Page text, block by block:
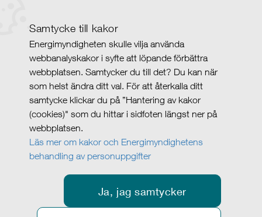
Samtycke till kakor
Energimyndigheten skulle vilja använda
webbanalyskakor i syfte att löpande förbättra
webbplatsen. Samtycker du till det? Du kan när
som helst ändra ditt val. För att återkalla ditt
samtycke klickar du på ”Hantering av kakor
(cookies)" som du hittar i sidfoten längst ner på
webbplatsen.
Läs mer om kakor och Energimyndighetens
behandling av personuppgifter
Ja, jag samtycker